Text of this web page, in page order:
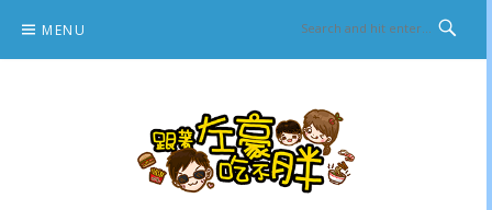
content
MENU